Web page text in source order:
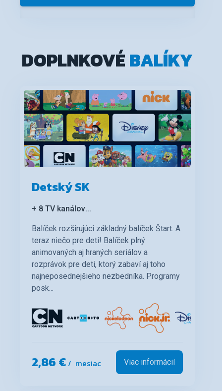
a
dalšie...
DOPLNKOVÉBALÍKY
Detský SK
+ 8 TV kanálov...
Balíček rozširujúci základný balíček Štart. A
teraz niečo pre deti! Balíček plný
animovaných aj hraných seriálov a
rozprávok pre deti, ktorý zabaví aj toho
najneposednejšieho nezbedníka. Programy
posk...
2,86 €/ mesiac Viac informácií